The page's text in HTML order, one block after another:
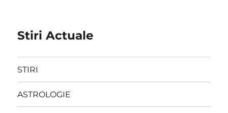
Stiri Actuale
STIRI
ASTROLOGIE